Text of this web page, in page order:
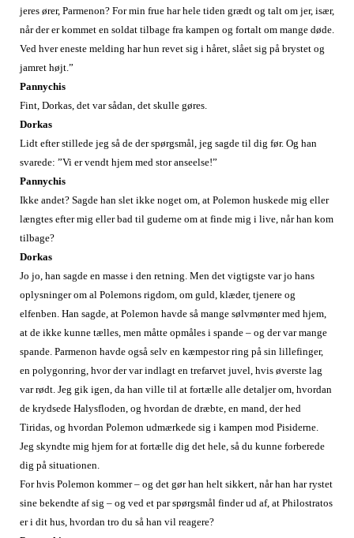
jeres ører, Parmenon? For min frue har hele tiden grædt og talt om jer, især,
når der er kommet en soldat tilbage fra kampen og fortalt om mange døde.
Ved hver eneste melding har hun revet sig i håret, slået sig på brystet og
jamret højt.”
Pannychis
Fint, Dorkas, det var sådan, det skulle gøres.
Dorkas
Lidt efter stillede jeg så de der spørgsmål, jeg sagde til dig før. Og han
svarede: ”Vi er vendt hjem med stor anseelse!”
Pannychis
Ikke andet? Sagde han slet ikke noget om, at Polemon huskede mig eller
længtes efter mig eller bad til guderne om at finde mig i live, når han kom
tilbage?
Dorkas
Jo jo, han sagde en masse i den retning. Men det vigtigste var jo hans
oplysninger om al Polemons rigdom, om guld, klæder, tjenere og
elfenben. Han sagde, at Polemon havde så mange sølvmønter med hjem,
at de ikke kunne tælles, men måtte opmåles i spande – og der var mange
spande. Parmenon havde også selv en kæmpestor ring på sin lillefinger,
en polygonring, hvor der var indlagt en trefarvet juvel, hvis øverste lag
var rødt. Jeg gik igen, da han ville til at fortælle alle detaljer om, hvordan
de krydsede Halysfloden, og hvordan de dræbte, en mand, der hed
Tiridas, og hvordan Polemon udmærkede sig i kampen mod Pisiderne.
Jeg skyndte mig hjem for at fortælle dig det hele, så du kunne forberede
dig på situationen.
For hvis Polemon kommer – og det gør han helt sikkert, når han har rystet
sine bekendte af sig – og ved et par spørgsmål finder ud af, at Philostratos
er i dit hus, hvordan tro du så han vil reagere?